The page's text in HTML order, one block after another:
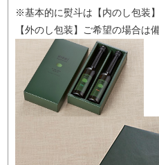
※基本的に熨斗は【内のし包装
【外のし包装】ご希望の場合は